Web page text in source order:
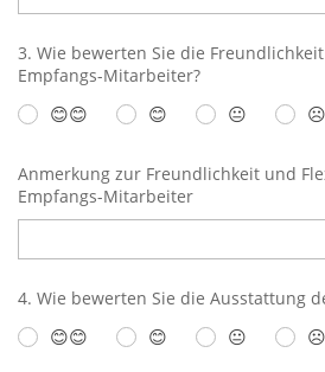
3. Wie bewerten Sie die
Empfangs-Mitarbeiter?
😊😊 😊 😐 ☹️
Anmerkung zur Freundlichkeit und
Empfangs-Mitarbeiter
4. Wie bewerten Sie die Ausstattung
😊😊 😊 😐 ☹️